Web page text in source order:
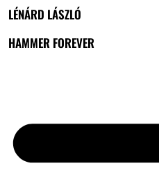
LÉNÁRD LÁSZLÓ
HAMMER FOREVER